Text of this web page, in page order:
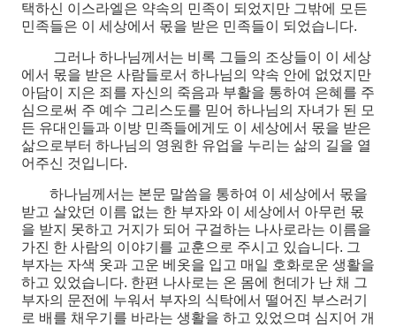
택하신 이스라엘은 약속의 민족이 되었지만 그밖에 모든
민족들은 이 세상에서 몫을 받은 민족들이 되었습니다.
그러나 하나님께서는 비록 그들의 조상들이 이 세상
에서 몫을 받은 사람들로서 하나님의 약속 안에 없었지만
아담이 지은 죄를 자신의 죽음과 부활을 통하여 은혜를 주
심으로써 주 예수 그리스도를 믿어 하나님의 자녀가 된 모
든 유대인들과 이방 민족들에게도 이 세상에서 몫을 받은
삶으로부터 하나님의 영원한 유업을 누리는 삶의 길을 열
어주신 것입니다.
하나님께서는 본문 말씀을 통하여 이 세상에서 몫을
받고 살았던 이름 없는 한 부자와 이 세상에서 아무런 몫
을 받지 못하고 거지가 되어 구걸하는 나사로라는 이름을
가진 한 사람의 이야기를 교훈으로 주시고 있습니다. 그
부자는 자색 옷과 고운 베옷을 입고 매일 호화로운 생활을
하고 있었습니다. 한편 나사로는 온 몸에 헌데가 난 채 그
부자의 문전에 누워서 부자의 식탁에서 떨어진 부스러기
로 배를 채우기를 바라는 생활을 하고 있었으며 심지어 개